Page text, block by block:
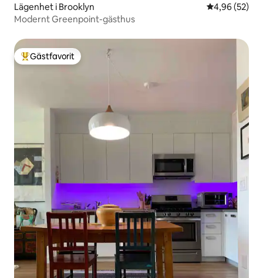
Lägenhet i Brooklyn 4,96 av 5 i
4,96 (52)
Modernt Greenpoint-gästhus
Populär gästfavorit
Gästfavorit